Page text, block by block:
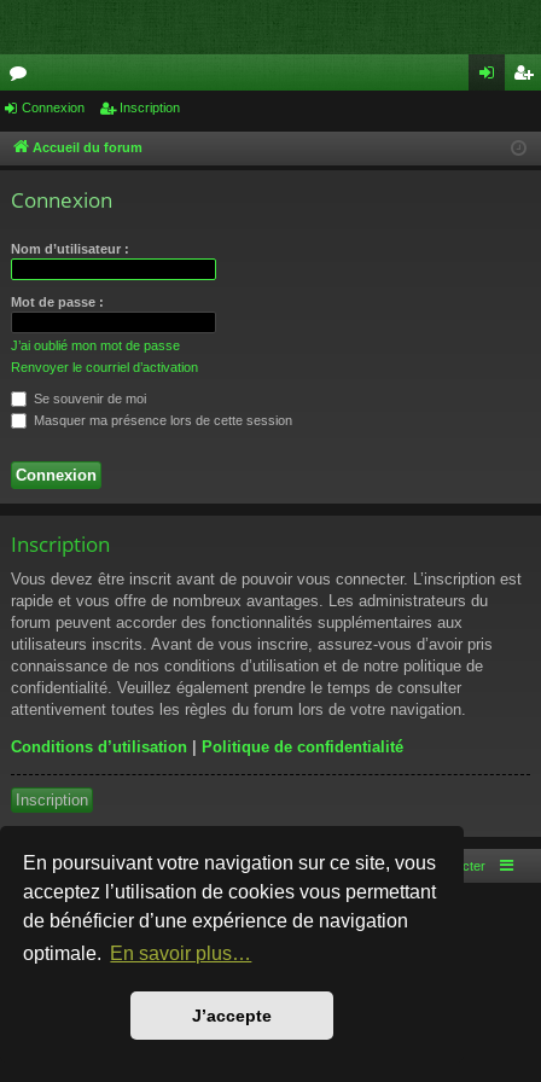
En poursuivant votre navigation sur ce site, vous
acceptez l’utilisation de cookies vous permettant
de bénéficier d’une expérience de navigation
optimale. En savoir plus…
J’accepte
or
u cri
Connexion Inscription
Accueil du forum
Connexion
Nom d’utilisateur :
Mot de passe :
J’ai oublié mon mot de passe
Renvoyer le courriel d’activation
Se souvenir de moi
Masquer ma présence lors de cette session
Inscription
Vous devez être inscrit avant de pouvoir vous connecter. L’inscription est
rapide et vous offre de nombreux avantages. Les administrateurs du
forum peuvent accorder des fonctionnalités supplémentaires aux
utilisateurs inscrits. Avant de vous inscrire, assurez-vous d’avoir pris
connaissance de nos conditions d’utilisation et de notre politique de
confidentialité. Veuillez également prendre le temps de consulter
attentivement toutes les règles du forum lors de votre navigation.
Conditions d’utilisation | Politique de confidentialité
Inscription
Accueil du forum Nous contacter
Développé parphpBB® Forum Software © phpBB Limited
Style par
Traduction française officielle